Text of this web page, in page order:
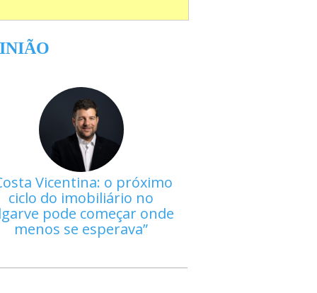
Vicentina: o próximo
ciclo do imobiliário no
pode começar onde
menos se esperava